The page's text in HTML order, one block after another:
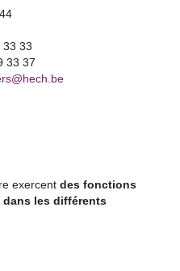
33 33
33 37
exercent des fonctions
dans les différents